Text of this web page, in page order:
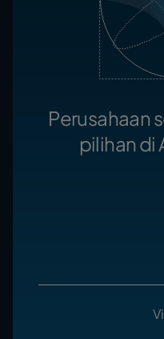
Perusahaan
pilihan di